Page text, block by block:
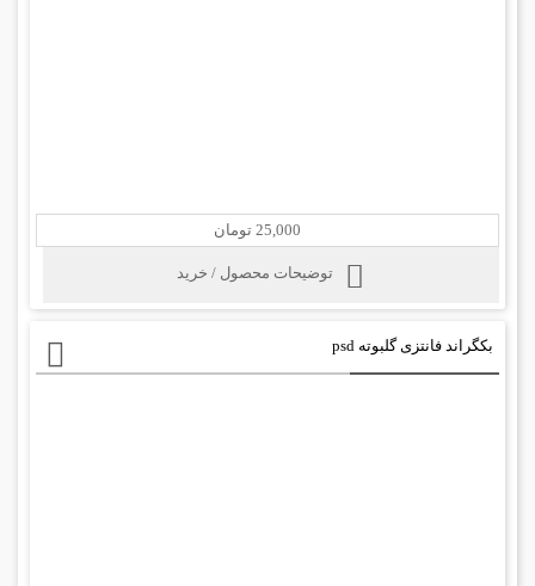
25,000 تومان
توضیحات محصول / خرید
بکگراند فانتزی گلبوته psd